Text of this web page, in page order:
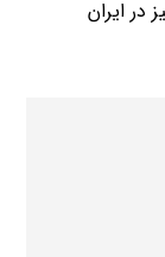
در ایران